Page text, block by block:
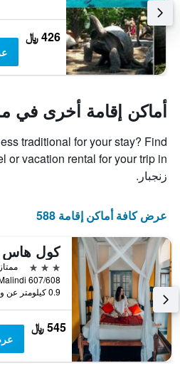
426 ﷼
أماكن إقامة أخرى في
traditional for your stay? Find
زنجبار.
عرض كافة أماكن إقامة 588
كول هاس
3 نجوم
ممتاز 8.7
0.9 كيلومتر عن وسط المدينة
545 ﷼